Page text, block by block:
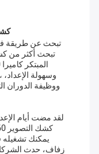
كشك صور 360
تبحث عن طريقة
لقد مضت أيام
يمكنك